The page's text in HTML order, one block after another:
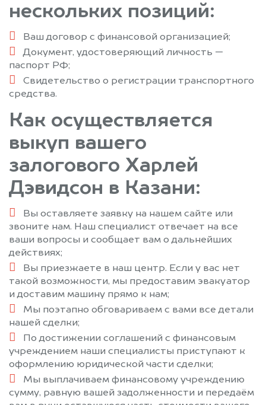
нескольких позиций:
Ваш договор с финансовой организацией;
Документ, удостоверяющий личность —
паспорт РФ;
Свидетельство о регистрации транспортного
средства.
Как осуществляется
выкуп вашего
залогового Харлей
Дэвидсон в Казани:
Вы оставляете заявку на нашем сайте или
звоните нам. Наш специалист отвечает на все
ваши вопросы и сообщает вам о дальнейших
действиях;
Вы приезжаете в наш центр. Если у вас нет
такой возможности, мы предоставим эвакуатор
и доставим машину прямо к нам;
Мы поэтапно обговариваем с вами все детали
нашей сделки;
По достижении соглашений с финансовым
учреждением наши специалисты приступают к
оформлению юридической части сделки;
Мы выплачиваем финансовому учреждению
сумму, равную вашей задолженности и передаём